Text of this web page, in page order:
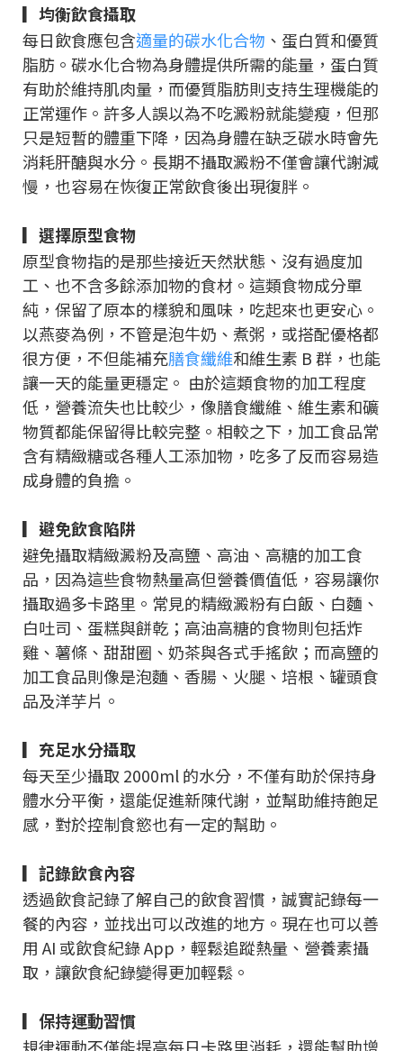
▎均衡飲食攝取
每日飲食應包含適量的碳水化合物 、蛋白質和優質
脂肪。碳水化合物為身體提供所需的能量，蛋白質
有助於維持肌肉量，而優質脂肪則支持生理機能的
正常運作。許多人誤以為不吃澱粉就能變瘦，但那
只是短暫的體重下降，因為身體在缺乏碳水時會先
消耗肝醣與水分。長期不攝取澱粉不僅會讓代謝減
慢，也容易在恢復正常飲食後出現復胖。
▎選擇原型食物
原型食物指的是那些接近天然狀態、沒有過度加
工、也不含多餘添加物的食材。這類食物成分單
純，保留了原本的樣貌和風味，吃起來也更安心。
以燕麥為例，不管是泡牛奶、煮粥，或搭配優格都
很方便，不但能補充膳食纖維和維生素 B 群，也能
讓一天的能量更穩定。 由於這類食物的加工程度
低，營養流失也比較少，像膳食纖維、維生素和礦
物質都能保留得比較完整。相較之下，加工食品常
含有精緻糖或各種人工添加物，吃多了反而容易造
成身體的負擔。
▎避免飲食陷阱
避免攝取精緻澱粉及高鹽、高油、高糖的加工食
品，因為這些食物熱量高但營養價值低，容易讓你
攝取過多卡路里。常見的精緻澱粉有白飯、白麵、
白吐司、蛋糕與餅乾；高油高糖的食物則包括炸
雞、薯條、甜甜圈、奶茶與各式手搖飲；而高鹽的
加工食品則像是泡麵、香腸、火腿、培根、罐頭食
品及洋芋片。
▎充足水分攝取
每天至少攝取 2000ml 的水分，不僅有助於保持身
體水分平衡，還能促進新陳代謝，並幫助維持飽足
感，對於控制食慾也有一定的幫助。
▎記錄飲食內容
透過飲食記錄了解自己的飲食習慣，誠實記錄每一
餐的內容，並找出可以改進的地方。現在也可以善
用 AI 或飲食紀錄 App，輕鬆追蹤熱量、營養素攝
取，讓飲食紀錄變得更加輕鬆。
▎保持運動習慣